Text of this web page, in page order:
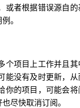
者根据错误源自
。
项目上工作并且
能没有及时更新，
的项目，可能会
尽快取消订阅。